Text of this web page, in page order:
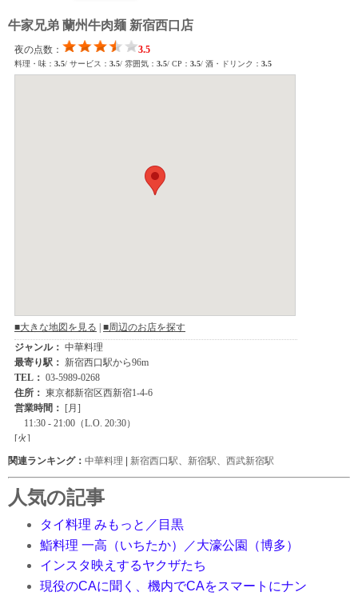
牛家兄弟 蘭州牛肉麺 新宿西口店
関連ランキング： 中華料理 | 新宿西口駅 新宿駅 西武新宿駅
人気の記事
タイ料理 みもっと／目黒
鮨料理 一高（いちたか）／大濠公園（博多）
インスタ映えするヤクザたち
現役のCAに聞く、機内でCAをスマートにナン